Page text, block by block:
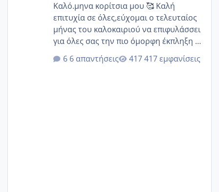
Καλό.μηνα κορίτσια μου 🥰 Καλή
επιτυχία σε όλες,εύχομαι ο τελευταίος
μήνας του καλοκαιριού να επιφυλάσσει
για όλες σας την πιο όμορφη έκπληξη 🧿
@Elk @Melikara86 @Παρασκευαιδου
@Zenia z @melitiniღ @Christi.D.
6 απαντήσεις 417 εμφανίσεις